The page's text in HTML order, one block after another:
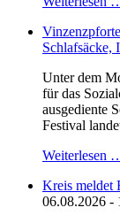
Schlafsäcke,
Unter dem
für das
ausgediente
Festival
Weiterlesen
Kreis meldet
06.08.2026 -